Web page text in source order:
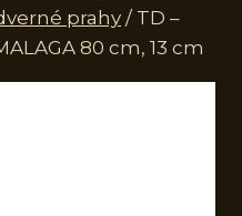
prahy / TD –
80 cm, 13 cm